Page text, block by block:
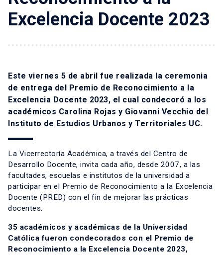
Excelencia Docente 2023
Este viernes 5 de abril fue realizada la ceremonia
de entrega del Premio de Reconocimiento a la
Excelencia Docente 2023, el cual condecoró a los
académicos Carolina Rojas y Giovanni Vecchio del
Instituto de Estudios Urbanos y Territoriales UC.
La Vicerrectoría Académica, a través del Centro de
Desarrollo Docente, invita cada año, desde 2007, a las
facultades, escuelas e institutos de la universidad a
participar en el Premio de Reconocimiento a la Excelencia
Docente (PRED) con el fin de mejorar las prácticas
docentes.
35 académicos y académicas de la Universidad
Católica fueron condecorados con el Premio de
Reconocimiento a la Excelencia Docente 2023,